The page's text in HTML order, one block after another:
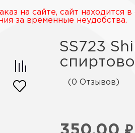
на сайте, сайт находится
за временные неудобства.
SS723
(0 Отзывов)